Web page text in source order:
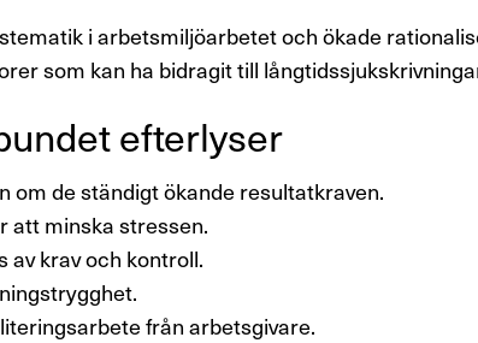
i arbetsmiljöarbetet och ökade
som kan ha bidragit till
efter­lyser
om de ständigt ökande resultatkraven.
att minska stressen.
av krav och kontroll.
från arbetsgivare.